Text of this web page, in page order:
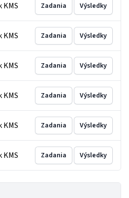
KMS Zadania Výsledky
KMS Zadania Výsledky
KMS Zadania Výsledky
KMS Zadania Výsledky
KMS Zadania Výsledky
KMS Zadania Výsledky